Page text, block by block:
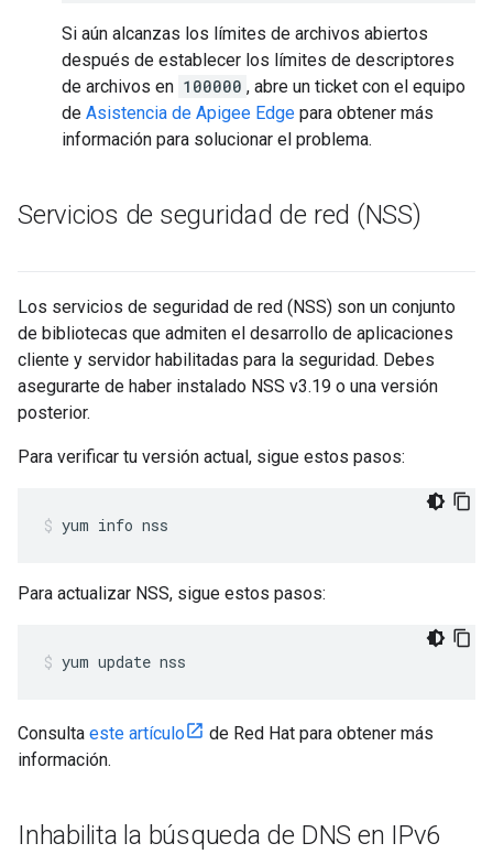
Si aún alcanzas los límites de archivos abiertos
después de establecer los límites de descriptores
de archivos en 100000 , abre un ticket con el equipo
de Asistencia de Apigee Edge para obtener más
información para solucionar el problema.
Servicios de seguridad de red (NSS)
Los servicios de seguridad de red (NSS) son un conjunto
de bibliotecas que admiten el desarrollo de aplicaciones
cliente y servidor habilitadas para la seguridad. Debes
asegurarte de haber instalado NSS v3.19 o una versión
posterior.
Para verificar tu versión actual, sigue estos pasos:
yum info nss
Para actualizar NSS, sigue estos pasos:
yum update nss
Consulta este artículo
de Red Hat para obtener más
información.
Inhabilita la búsqueda de DNS en IPv6